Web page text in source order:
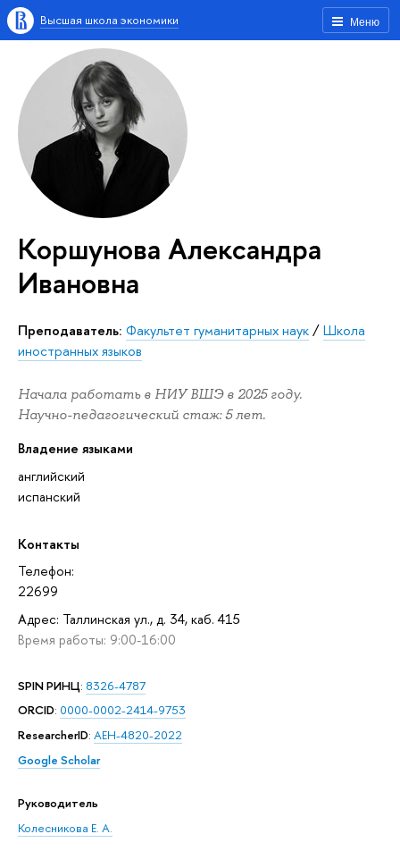
Меню
Высшая школа экономики
Коршунова Александра
Ивановна
Преподаватель: Факультет гуманитарных наук/Школа
иностранных языков
Начала работать в НИУ ВШЭ в 2025 году.
Научно-педагогический стаж: 5 лет.
Владение языками
английский
испанский
Контакты
Телефон:
22699
Адрес: Таллинская ул., д. 34, каб. 415
Время работы: 9:00-16:00
SPIN РИНЦ: 8326-4787
ORCID: 0000-0002-2414-9753
ResearcherID: AEH-4820-2022
Google Scholar
Руководитель
Колесникова Е. А.